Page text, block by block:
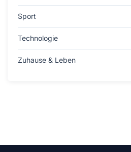
Sport
Technologie
Zuhause & Leben